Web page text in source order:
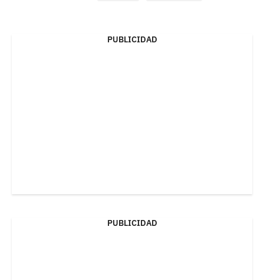
PUBLICIDAD
PUBLICIDAD